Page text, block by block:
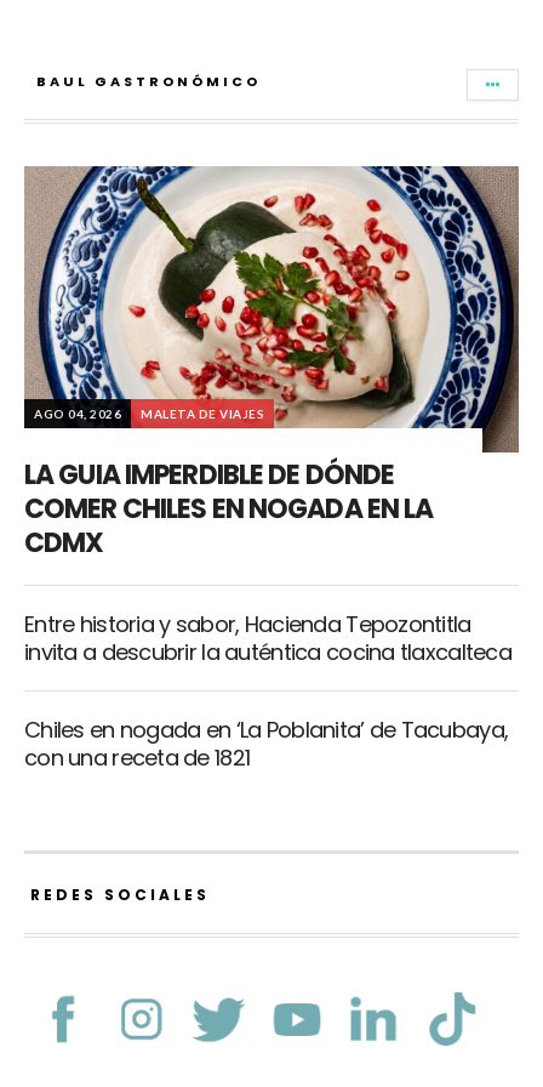
BAUL GASTRONÓMICO
AGO 04, 2026 MALETA DE VIAJES
LA GUIA IMPERDIBLE DE DÓNDE
COMER CHILES EN NOGADA EN LA
CDMX
Entre historia y sabor, Hacienda Tepozontitla
invita a descubrir la auténtica cocina tlaxcalteca
Chiles en nogada en ‘La Poblanita’ de Tacubaya,
con una receta de 1821
REDES SOCIALES